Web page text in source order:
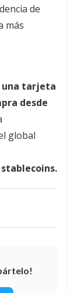
de
más
una tarjeta
desde
global